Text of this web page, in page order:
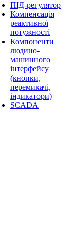
ПІД-регулятор
Компенсація
реактивної
потужності
Компоненти
людино-
машинного
інтерфейсу
(кнопки,
перемикачі,
індикатори)
SCADA